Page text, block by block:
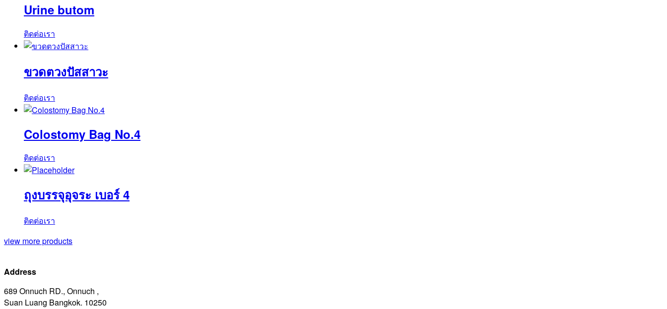
Urine butom
ติดต่อเรา
ขวดตวงปัสสาวะ
ติดต่อเรา
Colostomy Bag No.4
ติดต่อเรา
ถุงบรรจุอุจระ เบอร์ 4
ติดต่อเรา
view more products
Address
689 Onnuch RD., Onnuch ,
Suan Luang Bangkok. 10250